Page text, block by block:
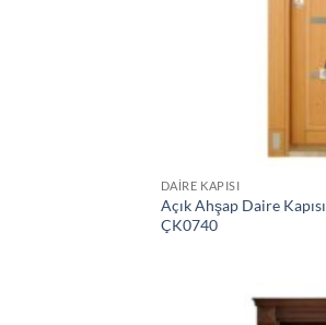
DAIRE KAPISI
Açık Ahşap Daire Kapısı
ÇK0740